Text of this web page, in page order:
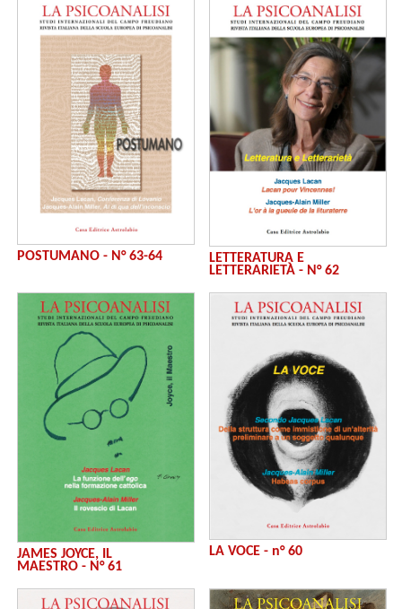
POSTUMANO - N° 63-64
LETTERATURA E
LETTERARIETÀ - N° 62
JAMES JOYCE, IL
MAESTRO - N° 61
LA VOCE - n° 60